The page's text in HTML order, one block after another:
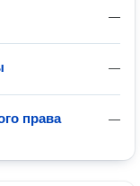
—
—
—
права